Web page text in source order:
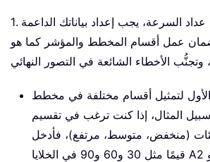
1. قبل إنشاء مخطط عداد السرعة، يجب إعداد بياناتك الداعمة
عمل أقسام المخطط والمؤشر كما هو
لتمثيل أقسام مختلفة في مخطط
المثال، إذا كنت ترغب في تقسيم
(منخفض، متوسط، مرتفع)، فأدخل
قيمًا مثل 30 و60 و90 في الخلايا A2 وA3 وA4. ثم في